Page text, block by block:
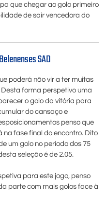
que chegar ao golo primeiro
de sair vencedora do
SAD
poderá não vir a ter muitas
forma perspetivo uma
o golo da vitória para
do cansaço e
penso que
na fase final do encontro. Dito
um golo no período dos 75
seleção é de 2.05.
para este jogo, penso
parte com mais golos face à